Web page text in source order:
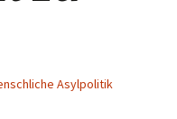
Asylpolitik